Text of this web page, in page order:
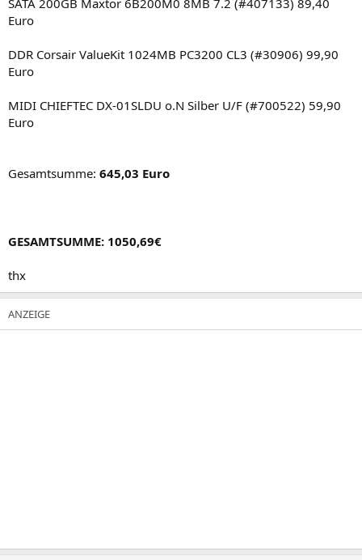
Euro
DDR Corsair ValueKit 1024MB PC3200 CL3 (#30906) 99,90
Euro
MIDI CHIEFTEC DX-01SLDU o.N Silber U/F (#700522) 59,90
Euro
Gesamtsumme: 645,03 Euro
GESAMTSUMME: 1050,69€
thx